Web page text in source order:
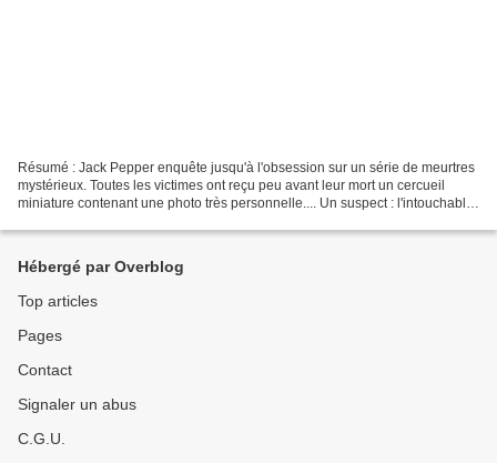
Résumé : Jack Pepper enquête jusqu'à l'obsession sur un série de meurtres
mystérieux. Toutes les victimes ont reçu peu avant leur mort un cercueil
miniature contenant une photo très personnelle.... Un suspect : l'intouchable
Hébergé par Overblog
Top articles
Pages
Contact
Signaler un abus
C.G.U.